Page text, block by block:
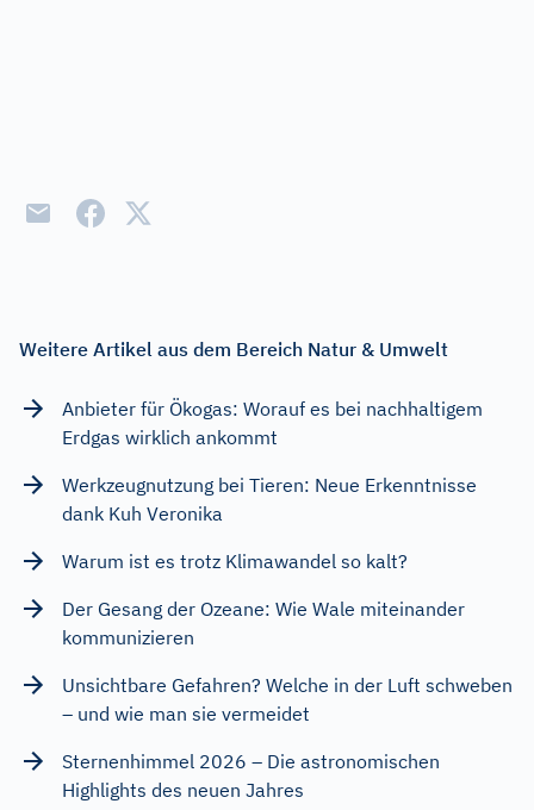
Weitere Artikel aus dem Bereich Natur & Umwelt
Anbieter für Ökogas: Worauf es bei nachhaltigem
Erdgas wirklich ankommt
Werkzeugnutzung bei Tieren: Neue Erkenntnisse
dank Kuh Veronika
Warum ist es trotz Klimawandel so kalt?
Der Gesang der Ozeane: Wie Wale miteinander
kommunizieren
Unsichtbare Gefahren? Welche in der Luft schweben
– und wie man sie vermeidet
Sternenhimmel 2026 – Die astronomischen
Highlights des neuen Jahres